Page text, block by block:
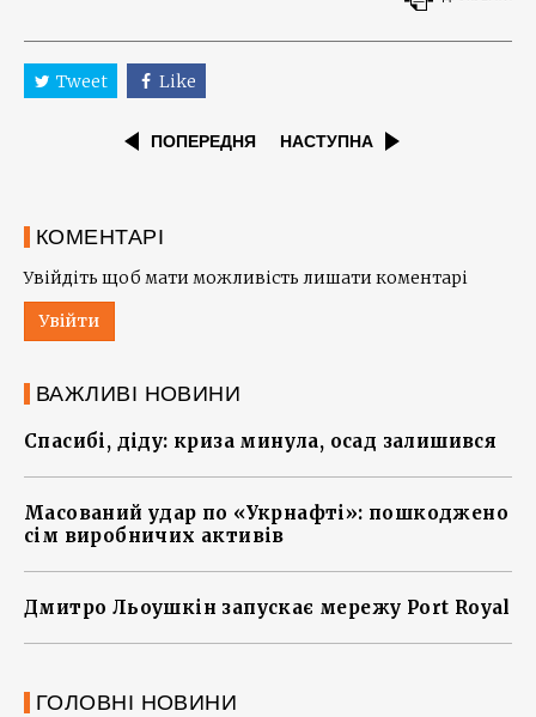
Tweet Like
ПОПЕРЕДНЯ НАСТУПНА
КОМЕНТАРІ
Увійдіть щоб мати можливість лишати коментарі
Увійти
ВАЖЛИВІ НОВИНИ
Спасибі, діду: криза минула, осад залишився
Масований удар по «Укрнафті»: пошкоджено
сім виробничих активів
Дмитро Льоушкін запускає мережу Port Royal
ГОЛОВНІ НОВИНИ